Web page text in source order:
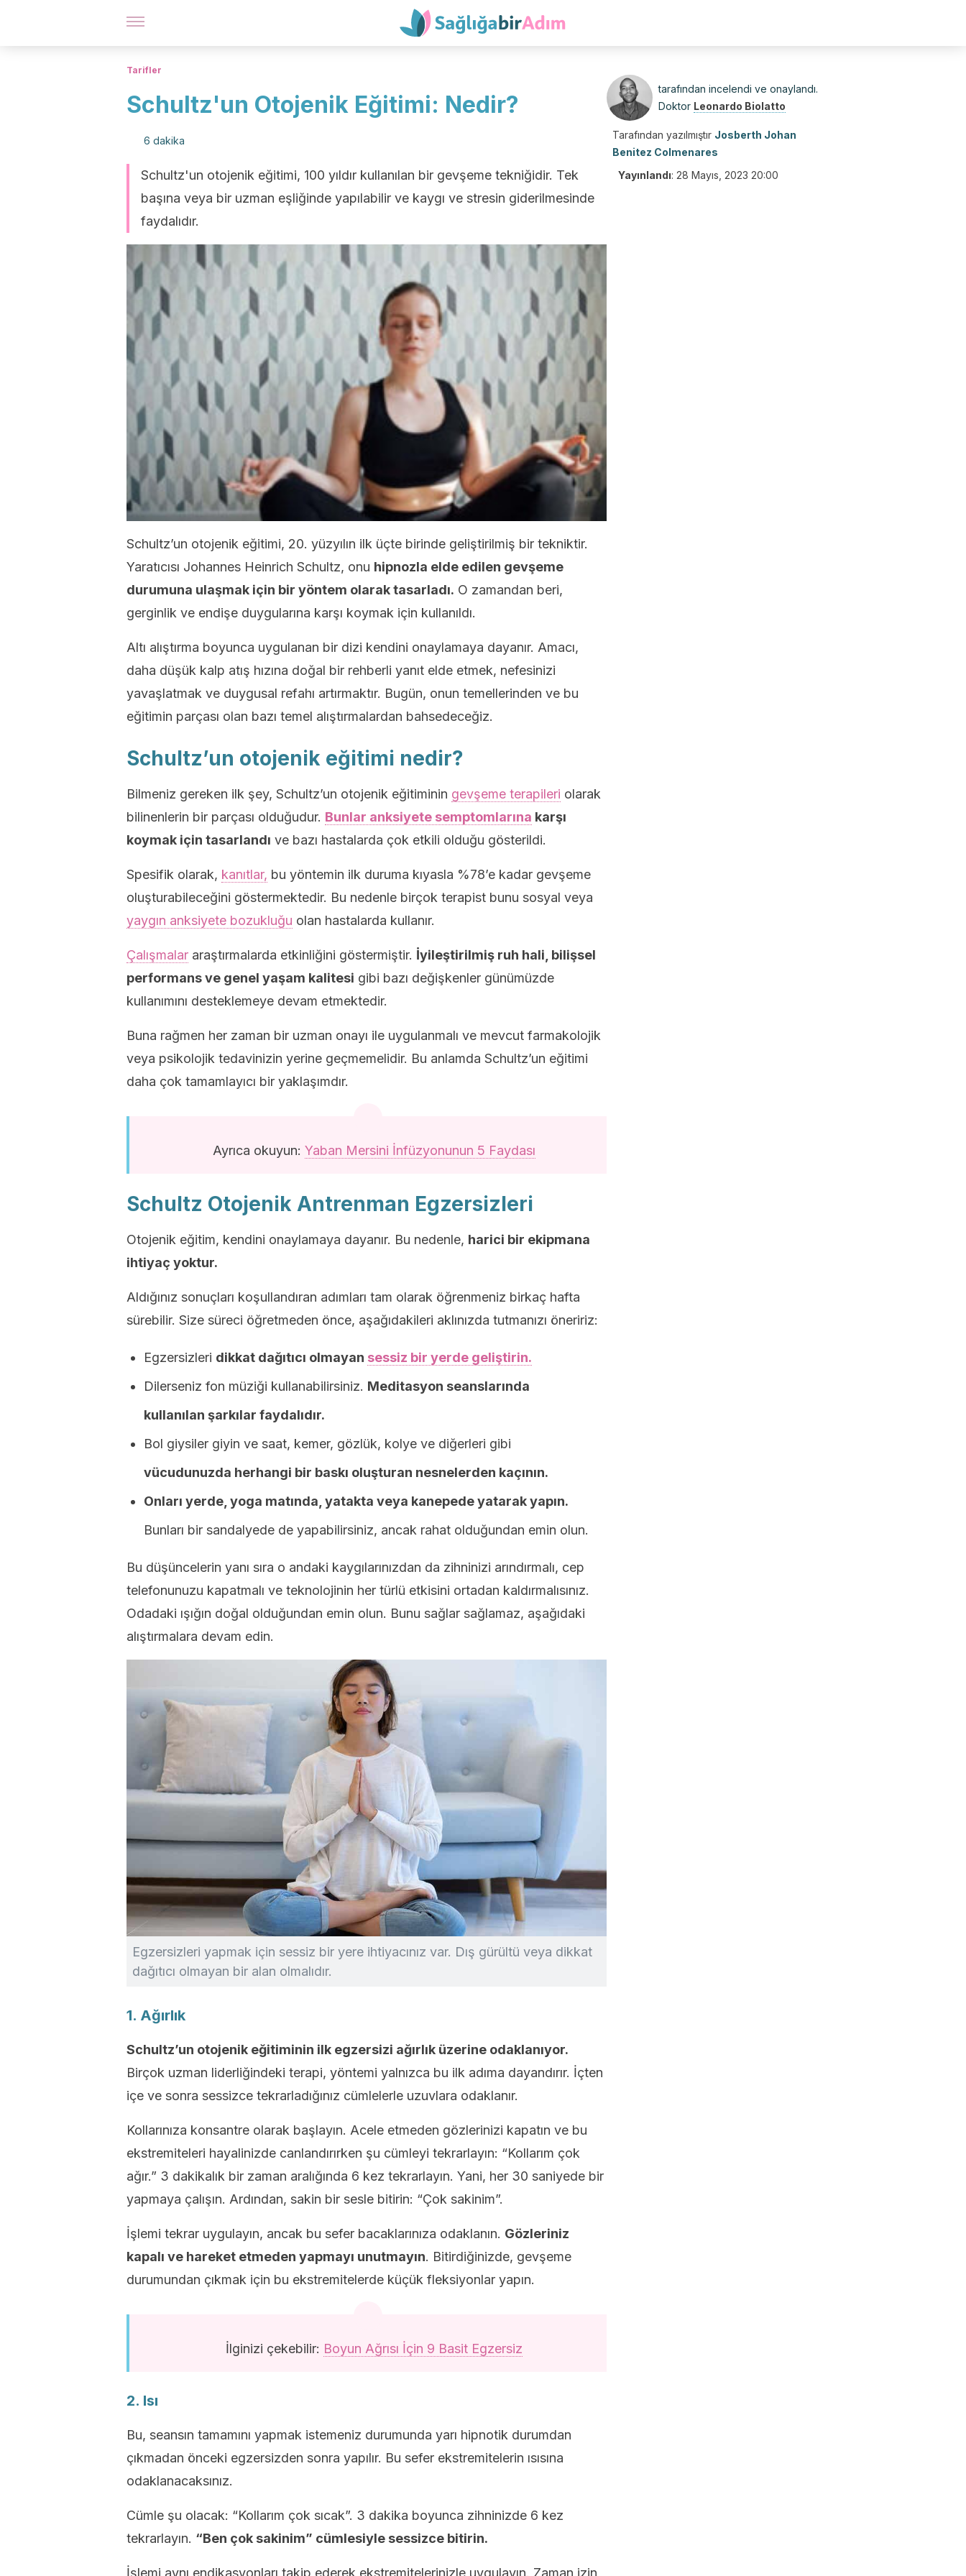
Tarifler
Schultz'un Otojenik Eğitimi: Nedir?
6 dakika
Schultz'un otojenik eğitimi, 100 yıldır kullanılan bir gevşeme tekniğidir. Tek
başına veya bir uzman eşliğinde yapılabilir ve kaygı ve stresin giderilmesinde
faydalıdır.
Schultz’un otojenik eğitimi, 20. yüzyılın ilk üçte birinde geliştirilmiş bir tekniktir.
Yaratıcısı Johannes Heinrich Schultz, onu hipnozla elde edilen gevşeme
durumuna ulaşmak için bir yöntem olarak tasarladı. O zamandan beri,
gerginlik ve endişe duygularına karşı koymak için kullanıldı.
Altı alıştırma boyunca uygulanan bir dizi kendini onaylamaya dayanır. Amacı,
daha düşük kalp atış hızına doğal bir rehberli yanıt elde etmek, nefesinizi
yavaşlatmak ve duygusal refahı artırmaktır. Bugün, onun temellerinden ve bu
eğitimin parçası olan bazı temel alıştırmalardan bahsedeceğiz.
Schultz’un otojenik eğitimi nedir?
Bilmeniz gereken ilk şey, Schultz’un otojenik eğitiminin gevşeme terapileri olarak
bilinenlerin bir parçası olduğudur. Bunlar anksiyete semptomlarına karşı
koymak için tasarlandı ve bazı hastalarda çok etkili olduğu gösterildi.
Spesifik olarak, kanıtlar, bu yöntemin ilk duruma kıyasla %78’e kadar gevşeme
oluşturabileceğini göstermektedir. Bu nedenle birçok terapist bunu sosyal veya
yaygın anksiyete bozukluğu olan hastalarda kullanır.
Çalışmalar araştırmalarda etkinliğini göstermiştir. İyileştirilmiş ruh hali, bilişsel
performans ve genel yaşam kalitesi gibi bazı değişkenler günümüzde
kullanımını desteklemeye devam etmektedir.
Buna rağmen her zaman bir uzman onayı ile uygulanmalı ve mevcut farmakolojik
veya psikolojik tedavinizin yerine geçmemelidir. Bu anlamda Schultz’un eğitimi
daha çok tamamlayıcı bir yaklaşımdır.
Ayrıca okuyun: Yaban Mersini İnfüzyonunun 5 Faydası
Schultz Otojenik Antrenman Egzersizleri
Otojenik eğitim, kendini onaylamaya dayanır. Bu nedenle, harici bir ekipmana
ihtiyaç yoktur.
Aldığınız sonuçları koşullandıran adımları tam olarak öğrenmeniz birkaç hafta
sürebilir. Size süreci öğretmeden önce, aşağıdakileri aklınızda tutmanızı öneririz:
Egzersizleri dikkat dağıtıcı olmayan sessiz bir yerde geliştirin.
Dilerseniz fon müziği kullanabilirsiniz. Meditasyon seanslarında
kullanılan şarkılar faydalıdır.
Bol giysiler giyin ve saat, kemer, gözlük, kolye ve diğerleri gibi
vücudunuzda herhangi bir baskı oluşturan nesnelerden kaçının.
Onları yerde, yoga matında, yatakta veya kanepede yatarak yapın.
Bunları bir sandalyede de yapabilirsiniz, ancak rahat olduğundan emin olun.
Bu düşüncelerin yanı sıra o andaki kaygılarınızdan da zihninizi arındırmalı, cep
telefonunuzu kapatmalı ve teknolojinin her türlü etkisini ortadan kaldırmalısınız.
Odadaki ışığın doğal olduğundan emin olun. Bunu sağlar sağlamaz, aşağıdaki
alıştırmalara devam edin.
Egzersizleri yapmak için sessiz bir yere ihtiyacınız var. Dış gürültü veya dikkat
dağıtıcı olmayan bir alan olmalıdır.
1. Ağırlık
Schultz’un otojenik eğitiminin ilk egzersizi ağırlık üzerine odaklanıyor.
Birçok uzman liderliğindeki terapi, yöntemi yalnızca bu ilk adıma dayandırır. İçten
içe ve sonra sessizce tekrarladığınız cümlelerle uzuvlara odaklanır.
Kollarınıza konsantre olarak başlayın. Acele etmeden gözlerinizi kapatın ve bu
ekstremiteleri hayalinizde canlandırırken şu cümleyi tekrarlayın: “Kollarım çok
ağır.” 3 dakikalık bir zaman aralığında 6 kez tekrarlayın. Yani, her 30 saniyede bir
yapmaya çalışın. Ardından, sakin bir sesle bitirin: “Çok sakinim”.
İşlemi tekrar uygulayın, ancak bu sefer bacaklarınıza odaklanın. Gözleriniz
kapalı ve hareket etmeden yapmayı unutmayın. Bitirdiğinizde, gevşeme
durumundan çıkmak için bu ekstremitelerde küçük fleksiyonlar yapın.
İlginizi çekebilir: Boyun Ağrısı İçin 9 Basit Egzersiz
2. Isı
Bu, seansın tamamını yapmak istemeniz durumunda yarı hipnotik durumdan
çıkmadan önceki egzersizden sonra yapılır. Bu sefer ekstremitelerin ısısına
odaklanacaksınız.
Cümle şu olacak: “Kollarım çok sıcak”. 3 dakika boyunca zihninizde 6 kez
tekrarlayın. “Ben çok sakinim” cümlesiyle sessizce bitirin.
İşlemi aynı endikasyonları takip ederek ekstremitelerinizle uygulayın. Zaman izin
tarafından incelendi ve onaylandı.
Doktor Leonardo Biolatto
Tarafından yazılmıştır Josberth Johan
Benitez Colmenares
Yayınlandı: 28 Mayıs, 2023 20:00